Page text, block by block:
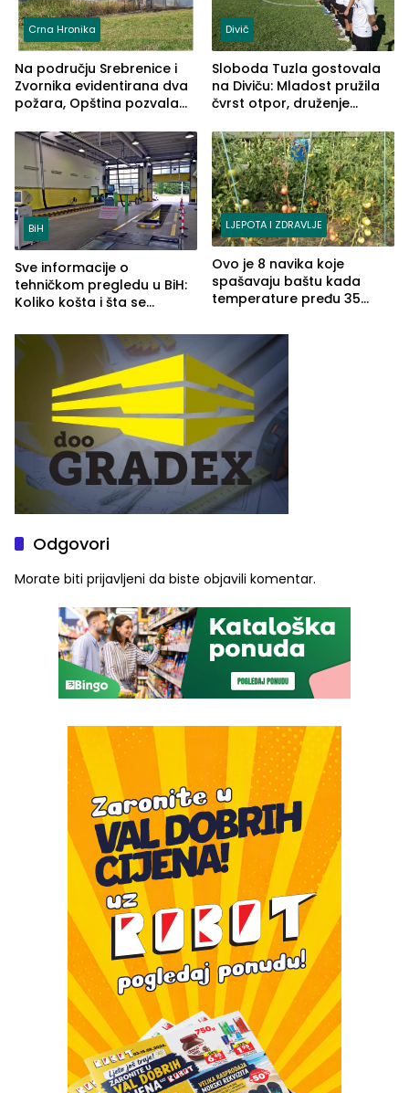
Crna Hronika
Na području Srebrenice i
Zvornika evidentirana dva
požara, Opština pozvala
Divič
Sloboda Tuzla gostovala
na Diviču: Mladost pružila
čvrst otpor, druženje
jezera
BiH
Sve informacije o
tehničkom pregledu u BiH:
Koliko košta i šta se
LJEPOTA I ZDRAVLJE
Ovo je 8 navika koje
spašavaju baštu kada
temperature pređu 35
Odgovori
Morate biti prijavljeni da biste objavili komentar.